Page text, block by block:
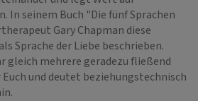
In seinem Buch "Die fünf Sprachen
Gary Chapman diese
Sprache der Liebe beschrieben.
gleich mehrere geradezu fließend
und deutet beziehungstechnisch